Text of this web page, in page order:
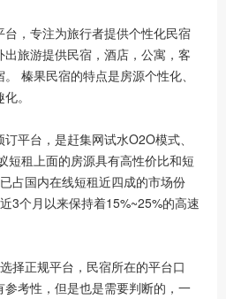
，专注为旅行者提供个性化民宿
旅游提供民宿，酒店，公寓，客
榛果民宿的特点是房源个性化、
。
平台，是赶集网试水O2O模式、
短租上面的房源具有高性价比和短
占国内在线短租近四成的市场份
3个月以来保持着15%~25%的高速
择正规平台，民宿所在的平台口
考性，但是也是需要判断的，一